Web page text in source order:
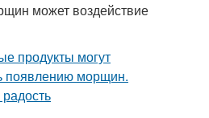
может воздействие